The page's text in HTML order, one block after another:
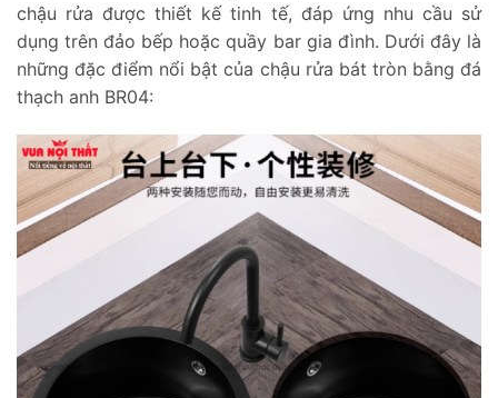
chậu rửa được thiết kế tinh tế, đáp ứng nhu cầu sử
dụng trên đảo bếp hoặc quầy bar gia đình. Dưới đây là
những đặc điểm nổi bật của chậu rửa bát tròn bằng đá
thạch anh BR04: